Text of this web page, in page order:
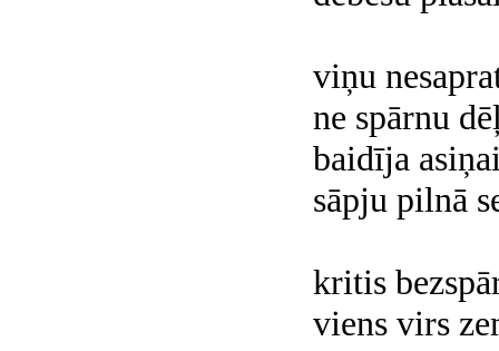
viņu
ne spārnu
baidīja
sāpju pilnā
kritis
viens virs